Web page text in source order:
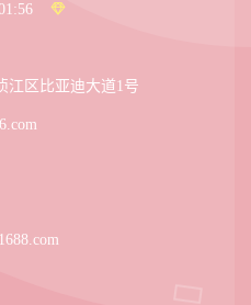
江区比亚迪大道1号